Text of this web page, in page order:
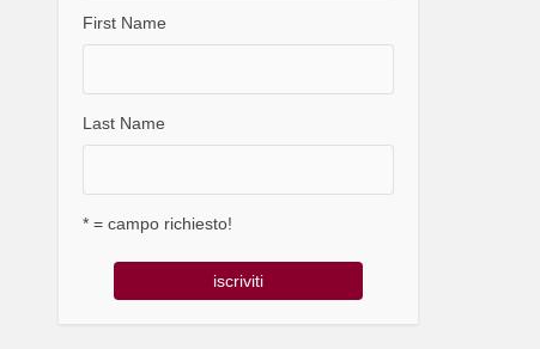
First Name
Last Name
* = campo richiesto!